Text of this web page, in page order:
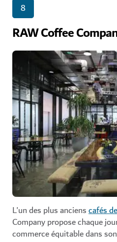
8
RAW Coffee
L'un des plus ancienscafés
Company propose chaque
commerce équitable dans